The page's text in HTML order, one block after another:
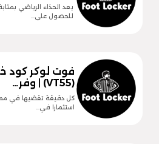
يعد الحذاء الرياضي
للحصول على…
فوت لوكر كود
(VT55) | وفر…
كل دقيقة تقضيها في
استثمارا في…